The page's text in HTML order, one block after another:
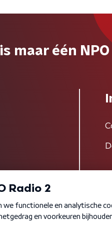
maar één
Privacybeleid